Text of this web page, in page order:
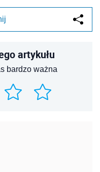
artykułu
bardzo ważna